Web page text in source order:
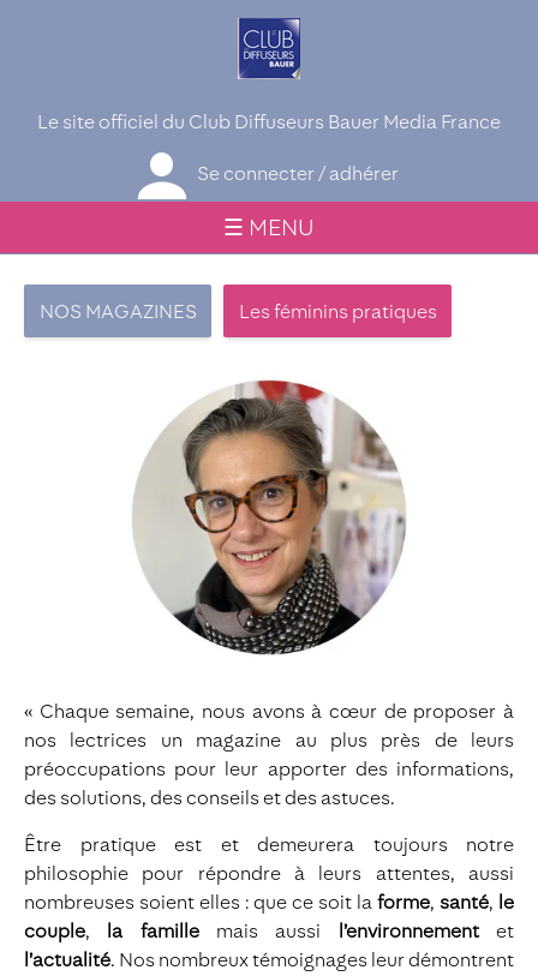
Le site officiel du Club Diffuseurs Bauer Media France
Se connecter / adhérer
☰ MENU
NOS MAGAZINES Les féminins pratiques
« Chaque semaine, nous avons à cœur de proposer à
nos lectrices un magazine au plus près de leurs
préoccupations pour leur apporter des informations,
des solutions, des conseils et des astuces.
Être pratique est et demeurera toujours notre
philosophie pour répondre à leurs attentes, aussi
nombreuses soient elles : que ce soit la forme, santé, le
couple, la famillemais aussi l’environnementet
l’actualité. Nos nombreux témoignages leur démontrent